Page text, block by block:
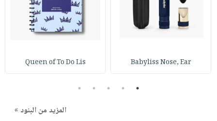
Babyliss Nose, Ear
Queen of To Do Lis
1
2
3
4
5
المزيد من البنود »